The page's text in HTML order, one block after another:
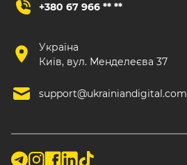
+380 67 966 ** **
Україна
Київ, вул. Менделеєва 37
support@ukrainiandigital.com